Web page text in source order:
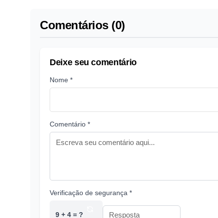
Comentários (0)
Deixe seu comentário
Nome *
Comentário *
Verificação de segurança *
9 + 4 = ?